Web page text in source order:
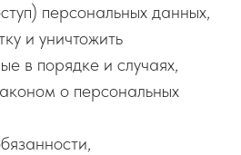
персональных данных,
и уничтожить
в порядке и случаях,
о персональных